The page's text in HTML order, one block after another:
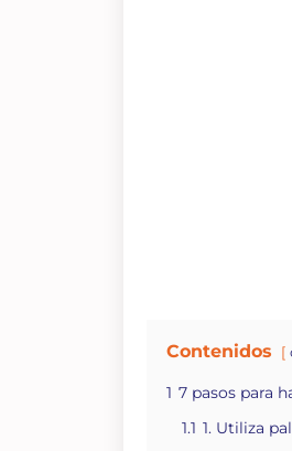
Contenidos
1 7 pasos para
1.1 1. Utiliza